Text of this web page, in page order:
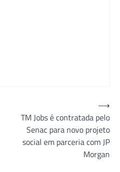
TM Jobs é contratada pelo
Senac para novo projeto
social em parceria com JP
Morgan
⟶